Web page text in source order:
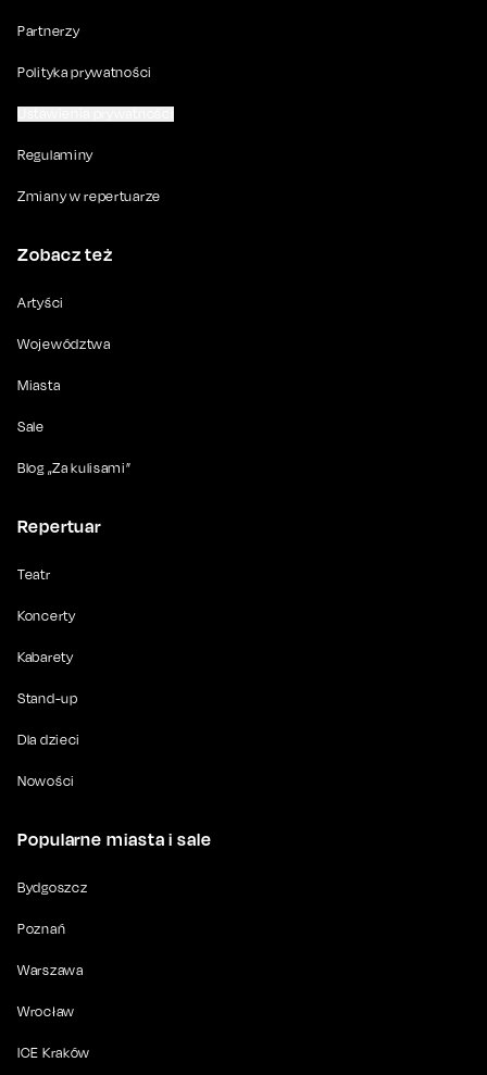
Partnerzy
Polityka prywatności
Regulaminy
Zmiany w repertuarze
Zobacz też
Artyści
Województwa
Miasta
Sale
Blog „Za kulisami”
Repertuar
Teatr
Koncerty
Kabarety
Stand-up
Dla dzieci
Nowości
Popularne miasta i sale
Bydgoszcz
Poznań
Warszawa
Wrocław
ICE Kraków